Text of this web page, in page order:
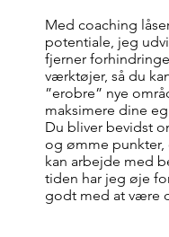
Med coaching
potentiale, jeg
fjerner
værktøjer, så du
”erobre” nye
maksimere dine
Du bliver bevidst
og ømme punkter,
kan arbejde med
tiden har jeg øje
godt med at være